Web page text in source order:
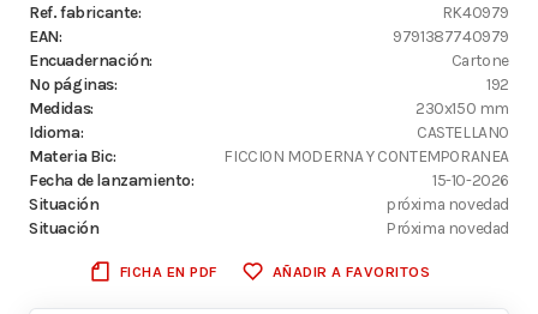
Ref. fabricante:
RK40979
EAN:
9791387740979
Encuadernación:
Cartone
Nº páginas:
192
Medidas:
230x150 mm
Idioma:
CASTELLANO
Materia Bic:
FICCION MODERNA Y CONTEMPORANEA
Fecha de lanzamiento:
15-10-2026
Situación
próxima novedad
Situación
Próxima novedad
FICHA EN PDF AÑADIR A FAVORITOS